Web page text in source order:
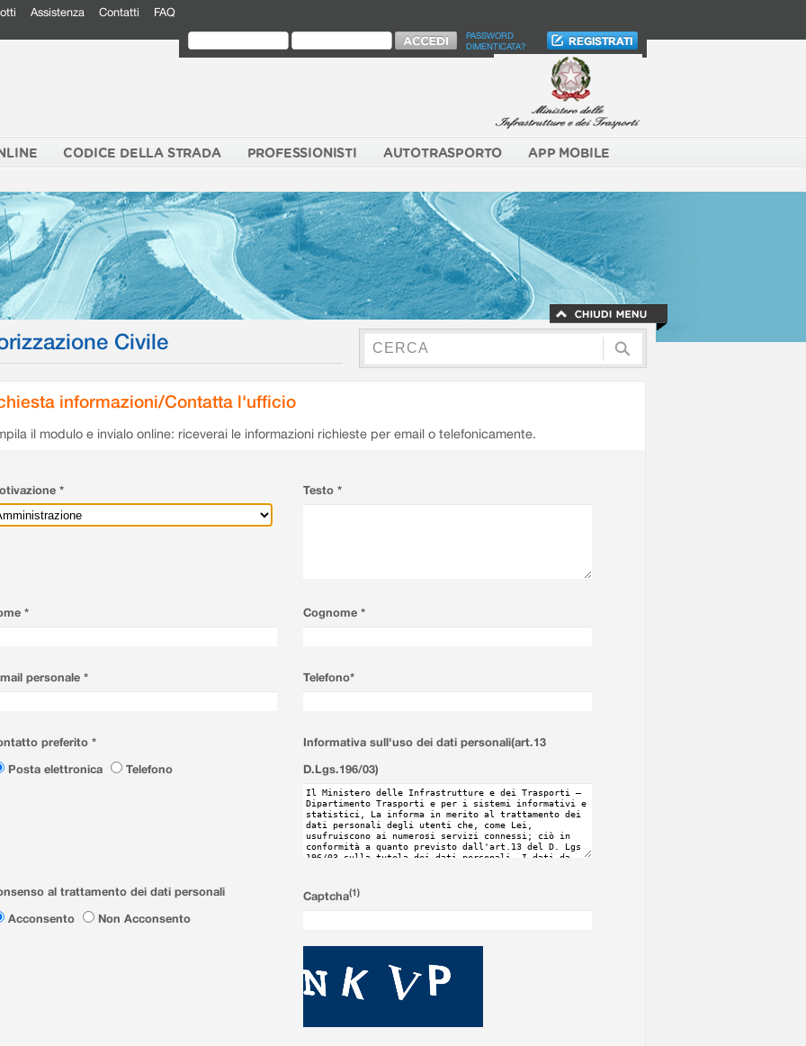
Assistenza Contatti FAQ
PASSWORD
DIMENTICATA?
CODICE DELLA STRADA PROFESSIONISTI AUTOTRASPORTO APP MOBILE
Civile
informazioni/Contatta l'ufficio
il modulo e invialo online: riceverai le informazioni richieste per email o telefonicamente.
* Testo *
* Cognome *
personale * Telefono*
preferito *
Posta elettronica
Telefono
Informativa sull'uso dei dati personali(art.13
D.Lgs.196/03)
al trattamento dei dati personali
Acconsento
Non Acconsento
Captcha(1)